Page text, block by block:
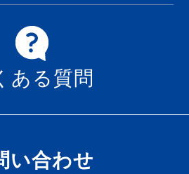
ある質問
い合わせ